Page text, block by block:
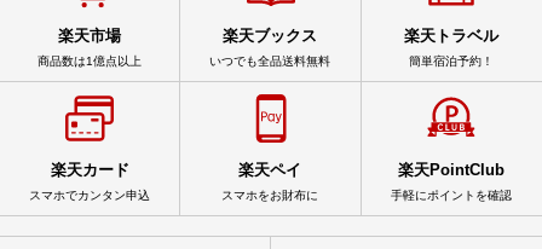
楽天市場
商品数は1億点以上
楽天ブックス
いつでも全品送料無料
楽天トラベル
簡単宿泊予約！
楽天カード
スマホでカンタン申込
楽天ペイ
スマホをお財布に
楽天PointClub
手軽にポイントを確認